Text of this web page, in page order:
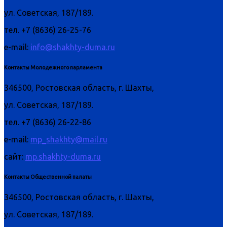
ул. Советская, 187/189.
тел. +7 (8636) 26-25-76
e-mail: info@shakhty-duma.ru
Контакты Молодежного парламента
346500, Ростовская область, г. Шахты,
ул. Советская, 187/189.
тел. +7 (8636) 26-22-86
e-mail: mp_shakhty@mail.ru
сайт: mp.shakhty-duma.ru
Контакты Общественной палаты
346500, Ростовская область, г. Шахты,
ул. Советская, 187/189.